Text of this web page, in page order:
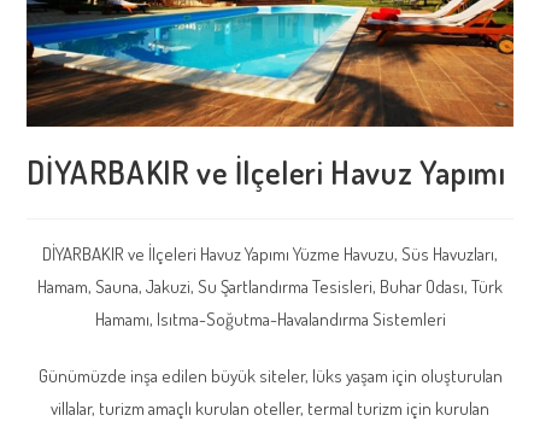
DİYARBAKIR ve İlçeleri Havuz Yapımı
DİYARBAKIR ve İlçeleri Havuz Yapımı Yüzme Havuzu, Süs Havuzları,
Hamam, Sauna, Jakuzi, Su Şartlandırma Tesisleri, Buhar Odası, Türk
Hamamı, Isıtma-Soğutma-Havalandırma Sistemleri
Günümüzde inşa edilen büyük siteler, lüks yaşam için oluşturulan
villalar, turizm amaçlı kurulan oteller, termal turizm için kurulan